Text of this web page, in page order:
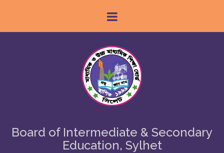
Board of Intermediate & Secondary
Education, Sylhet